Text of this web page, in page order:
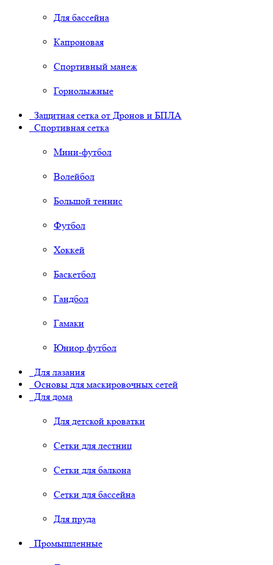
Для бассейна
Капроновая
Спортивный манеж
Горнолыжные
Защитная сетка от Дронов и БПЛА
Спортивная сетка
Мини-футбол
Волейбол
Большой теннис
Футбол
Хоккей
Баскетбол
Гандбол
Гамаки
Юниор футбол
Для лазания
Основы для маскировочных сетей
Для дома
Для детской кроватки
Сетки для лестниц
Сетки для балкона
Сетки для бассейна
Для пруда
Промышленные